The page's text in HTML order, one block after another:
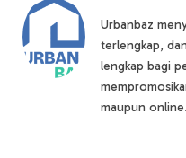
Urbanbaz
terlengkap,
lengkap bagi
maupun online.